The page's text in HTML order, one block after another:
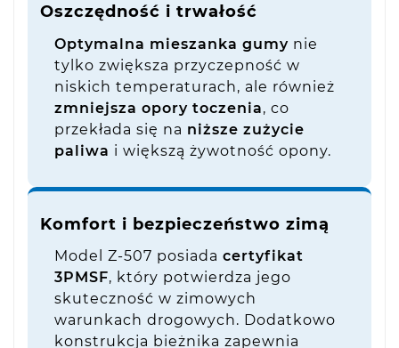
Oszczędność i trwałość
Optymalna mieszanka gumy nie
tylko zwiększa przyczepność w
niskich temperaturach, ale również
zmniejsza opory toczenia, co
przekłada się na niższe zużycie
paliwa i większą żywotność opony.
Komfort i bezpieczeństwo zimą
Model Z-507 posiada certyfikat
3PMSF, który potwierdza jego
skuteczność w zimowych
warunkach drogowych. Dodatkowo
konstrukcja bieżnika zapewnia